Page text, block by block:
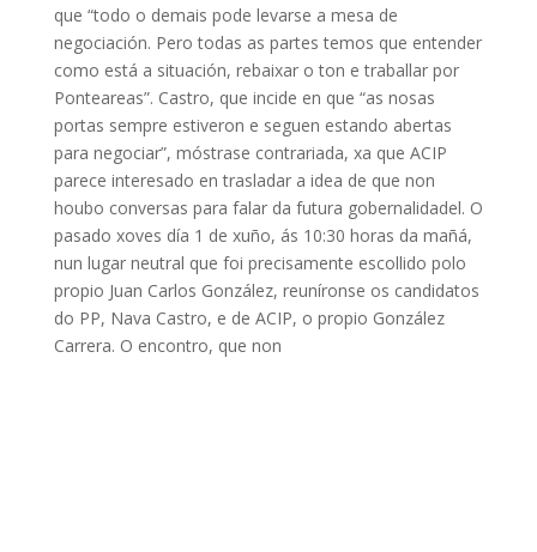
que “todo o demais pode levarse a mesa de
negociación. Pero todas as partes temos que entender
como está a situación, rebaixar o ton e traballar por
Ponteareas”. Castro, que incide en que “as nosas
portas sempre estiveron e seguen estando abertas
para negociar”, móstrase contrariada, xa que ACIP
parece interesado en trasladar a idea de que non
houbo conversas para falar da futura gobernalidadel. O
pasado xoves día 1 de xuño, ás 10:30 horas da mañá,
nun lugar neutral que foi precisamente escollido polo
propio Juan Carlos González, reuníronse os candidatos
do PP, Nava Castro, e de ACIP, o propio González
Carrera. O encontro, que non​